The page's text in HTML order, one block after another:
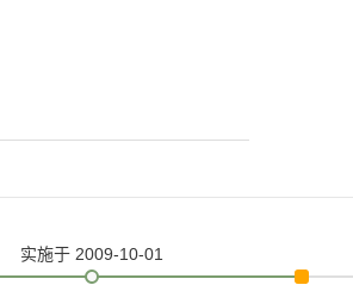
实施于 2009-10-01